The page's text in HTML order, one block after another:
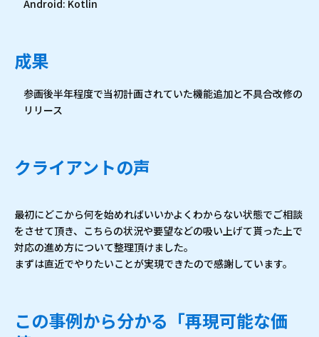
Android: Kotlin
成果
参画後半年程度で当初計画されていた機能追加と不具合改修の
リリース
クライアントの声
最初にどこから何を始めればいいかよくわからない状態でご相談
をさせて頂き、こちらの状況や要望などの吸い上げて貰った上で
対応の進め方について整理頂けました。
まずは直近でやりたいことが実現できたので感謝しています。
この事例から分かる「再現可能な価